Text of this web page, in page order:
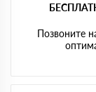
Позвоните